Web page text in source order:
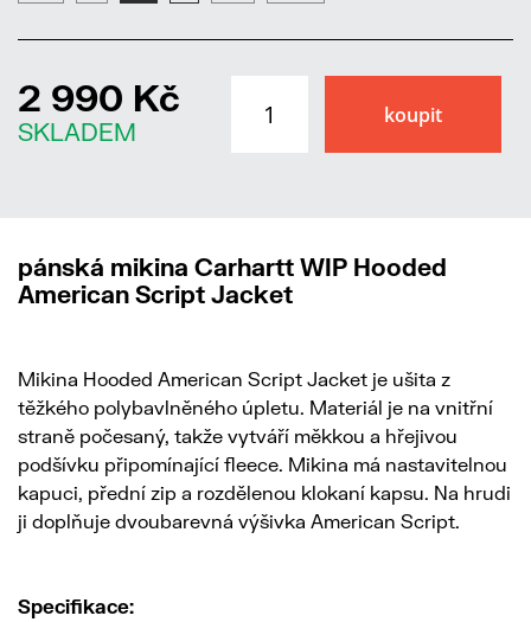
2 990 Kč
SKLADEM
pánská mikina Carhartt WIP Hooded
American Script Jacket
Mikina Hooded American Script Jacket je ušita z
těžkého polybavlněného úpletu. Materiál je na vnitřní
straně počesaný, takže vytváří měkkou a hřejivou
podšívku připomínající fleece. Mikina má nastavitelnou
kapuci, přední zip a rozdělenou klokaní kapsu. Na hrudi
ji doplňuje dvoubarevná výšivka American Script.
Specifikace: